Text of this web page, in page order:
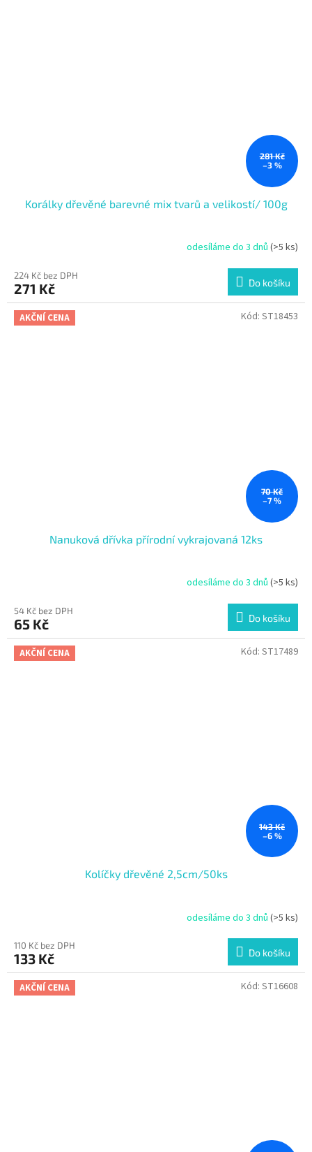
281 Kč
–3 %
Korálky dřevěné barevné mix tvarů a velikostí/ 100g
odesíláme do 3 dnů (>5 ks)
224 Kč bez DPH
271 Kč Do košíku
AKČNÍ CENA
70 Kč
–7 %
Nanuková dřívka přírodní vykrajovaná 12ks
odesíláme do 3 dnů (>5 ks)
54 Kč bez DPH
65 Kč Do košíku
Kód: ST18453
AKČNÍ CENA
143 Kč
–6 %
Kolíčky dřevěné 2,5cm/50ks
odesíláme do 3 dnů (>5 ks)
110 Kč bez DPH
133 Kč Do košíku
Kód: ST17489
AKČNÍ CENA Kód: ST16608